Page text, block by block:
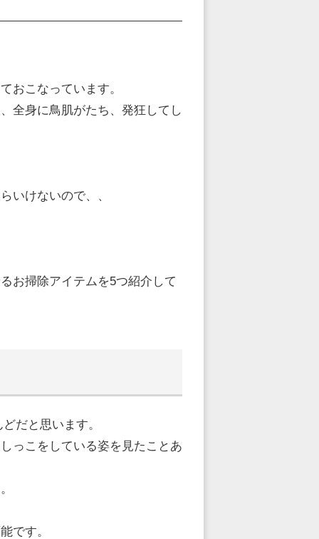
おこなっています。
全身に鳥肌がたち、発狂してし
いけないので、、
お掃除アイテムを5つ紹介して
だと思います。
っこをしている姿を見たことあ
です。